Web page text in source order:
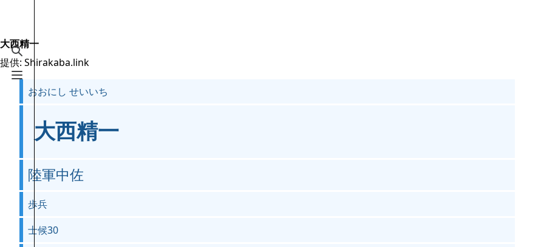
検索を切り替える
メニューを切り替える
メインページ
最近の更新
おまかせ表示
特別ページ
大西精一
提供: Shirakaba.link
おおにし せいいち
大西精一
陸軍中佐
歩兵
士候30